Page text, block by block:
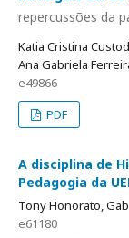
repercussões da
Katia Cristina
Ana Gabriela
e49866
PDF
A disciplina de
Pedagogia da
Tony Honorato,
e61180